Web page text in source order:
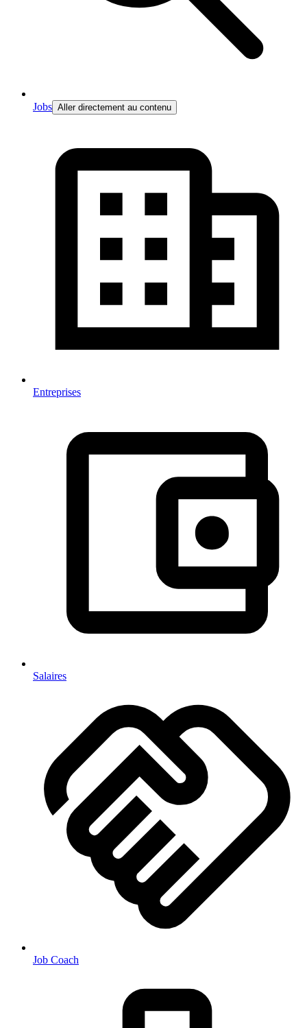
Jobs Aller directement au contenu
Entreprises
Salaires
Job Coach